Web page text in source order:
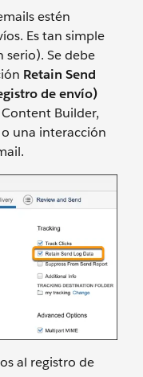
estén
Es tan simple
serio). Se debe
Retain Send
de envío)
Builder,
una interacción
al registro de